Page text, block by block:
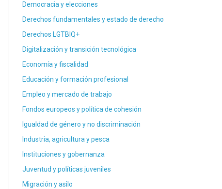
Democracia y elecciones
Derechos fundamentales y estado de derecho
Derechos LGTBIQ+
Digitalización y transición tecnológica
Economía y fiscalidad
Educación y formación profesional
Empleo y mercado de trabajo
Fondos europeos y política de cohesión
Igualdad de género y no discriminación
Industria, agricultura y pesca
Instituciones y gobernanza
Juventud y políticas juveniles
Migración y asilo